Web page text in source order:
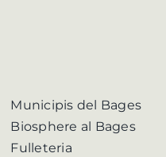
Municipis del Bages
Biosphere al Bages
Fulleteria